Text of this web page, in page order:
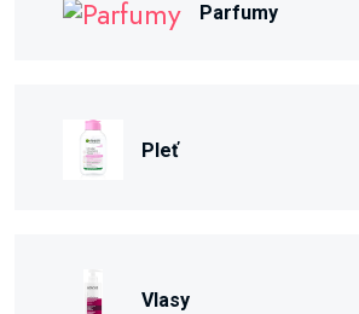
Parfumy
Pleť
Vlasy